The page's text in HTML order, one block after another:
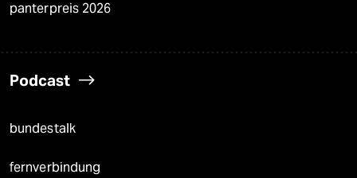
panterpreis 2026
Podcast
bundestalk
fernverbindung